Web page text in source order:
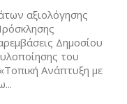
αξιολόγησης
Δημοσίου
του
Ανάπτυξη με